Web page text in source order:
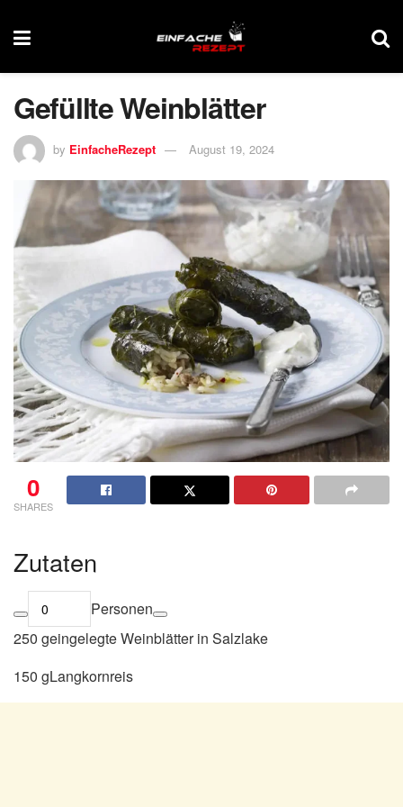
Gefüllte Weinblätter
by EinfacheRezept August 19, 2024
0
SHARES
Zutaten
Personen
250 geingelegte Weinblätter in Salzlake
150 gLangkornreis